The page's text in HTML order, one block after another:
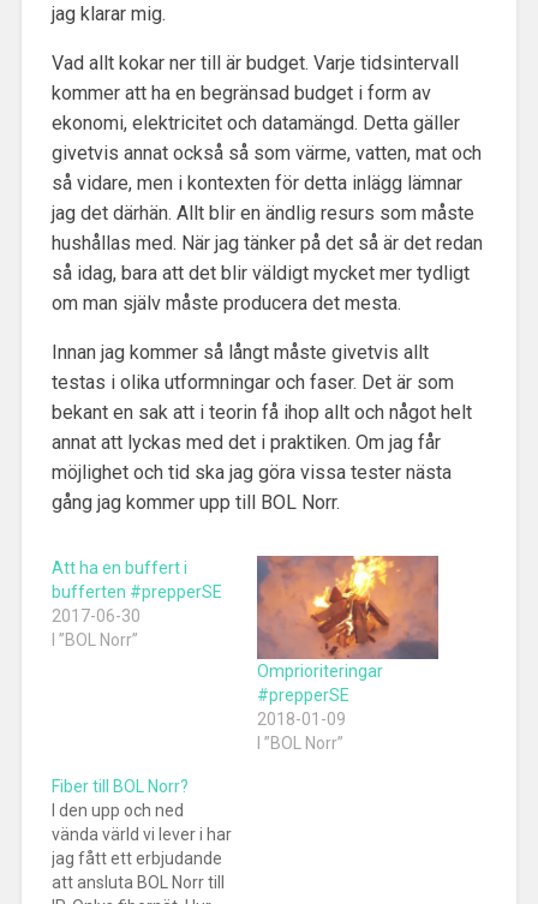
jag klarar mig.
Vad allt kokar ner till är budget. Varje tidsintervall
kommer att ha en begränsad budget i form av
ekonomi, elektricitet och datamängd. Detta gäller
givetvis annat också så som värme, vatten, mat och
så vidare, men i kontexten för detta inlägg lämnar
jag det därhän. Allt blir en ändlig resurs som måste
hushållas med. När jag tänker på det så är det redan
så idag, bara att det blir väldigt mycket mer tydligt
om man själv måste producera det mesta.
Innan jag kommer så långt måste givetvis allt
testas i olika utformningar och faser. Det är som
bekant en sak att i teorin få ihop allt och något helt
annat att lyckas med det i praktiken. Om jag får
möjlighet och tid ska jag göra vissa tester nästa
gång jag kommer upp till BOL Norr.
Att ha en buffert i
bufferten #prepperSE
2017-06-30
I ”BOL Norr”
Omprioriteringar
#prepperSE
2018-01-09
I ”BOL Norr”
Fiber till BOL Norr?
I den upp och ned
vända värld vi lever i har
jag fått ett erbjudande
att ansluta BOL Norr till